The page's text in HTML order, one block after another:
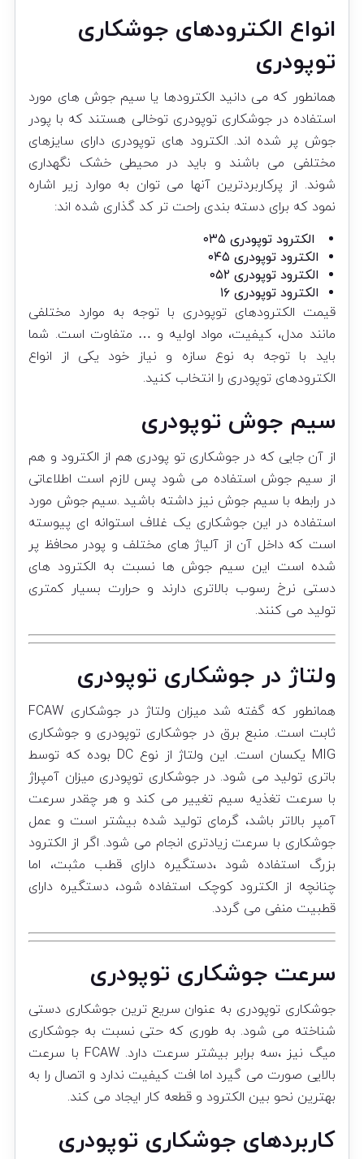
انواع الکترودهای جوشکاری
توپودری
همانطور که می دانید الکترودها یا سیم جوش های مورد
استفاده در جوشکاری توپودری توخالی هستند که با پودر
جوش پر شده اند. الکترود های توپودری دارای سایزهای
مختلفی می باشند و باید در محیطی خشک نگهداری
شوند. از پرکاربردترین آنها می توان به موارد زیر اشاره
نمود که برای دسته بندی راحت تر کد گذاری شده اند:
الکترود توپودری ۰۳۵
الکترود توپودری ۰۴۵
الکترود توپودری ۰۵۲
الکترود توپودری ۱۶
قیمت الکترودهای توپودری با توجه به موارد مختلفی
مانند مدل، کیفیت، مواد اولیه و … متفاوت است. شما
باید با توجه به نوع سازه و نیاز خود یکی از انواع
الکترودهای توپودری را انتخاب کنید.
سیم جوش توپودری
از آن جایی که در جوشکاری تو پودری هم از الکترود و هم
از سیم جوش استفاده می شود پس لازم است اطلاعاتی
در رابطه با سیم جوش نیز داشته باشید .سیم جوش مورد
استفاده در این جوشکاری یک غلاف استوانه ای پیوسته
است که داخل آن از آلیاژ های مختلف و پودر محافظ پر
شده است این سیم جوش ها نسبت به الکترود های
دستی نرخ رسوب بالاتری دارند و حرارت بسیار کمتری
تولید می کنند.
ولتاژ در جوشکاری توپودری
همانطور که گفته شد میزان ولتاژ در جوشکاری FCAW
ثابت است. منبع برق در جوشکاری توپودری و جوشکاری
MIG یکسان است. این ولتاژ از نوع DC بوده که توسط
باتری تولید می شود. در جوشکاری توپودری میزان آمپراژ
با سرعت تغذیه سیم تغییر می کند و هر چقدر سرعت
آمپر بالاتر باشد، گرمای تولید شده بیشتر است و عمل
جوشکاری با سرعت زیادتری انجام می شود. اگر از الکترود
بزرگ استفاده شود ،دستگیره دارای قطب مثبت، اما
چنانچه از الکترود کوچک استفاده شود، دستگیره دارای
قطبیت منفی می گردد.
سرعت جوشکاری توپودری
جوشکاری توپودری به عنوان سریع ترین جوشکاری دستی
شناخته می شود. به طوری که حتی نسبت به جوشکاری
میگ نیز ،سه برابر بیشتر سرعت دارد. FCAW با سرعت
بالایی صورت می گیرد اما افت کیفیت ندارد و اتصال را به
بهترین نحو بین الکترود و قطعه کار ایجاد می کند.
کاربردهای جوشکاری توپودری